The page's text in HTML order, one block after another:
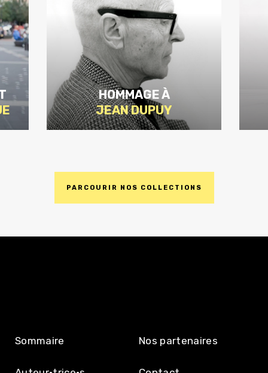
HOMMAGE À
JEAN DUPUY
PARCOURIR NOS COLLECTIONS
Sommaire Nos partenaires